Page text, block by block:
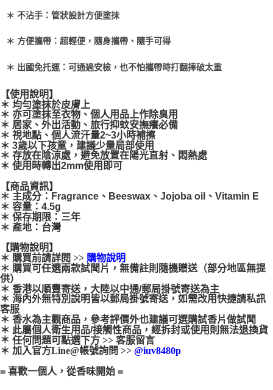
＊ 不沾手：管狀設計方便塗抹
＊ 方便攜帶：超輕便，隨身攜帶、隨手可得
＊ 出國免托運：可通過安檢，也不怕攜帶時打翻摔破太重
【使用說明】
＊ 均勻塗抹於皮膚上
＊ 亦可塗抹至衣物、個人用品上作除臭用
＊ 居家、外出活動、旅行抑蚊安撫癢必備
＊ 視地點、個人流汗量2~3小時補擦
＊ 3歲以下孩童，建議少量局部使用
＊ 存放在陰涼處，避免放置在陽光直射、悶熱處
＊ 使用時轉出2mm使用即可
【商品資訊】
＊ 主成分：Fragrance、Beeswax、Jojoba oil、Vitamin E
＊ 容量：4.5g
＊ 保存期限：三年
＊ 產地：台灣
【購物說明】
＊ 購買前請詳閱 >> 購物說明
＊ 購買可任選兩款試聞片，無備註則隨機贈送（部分地區無提
供）
＊ 香港以順豐寄送，大陸以中通/郵局掛號寄送為主
＊ 海內外無特別說明皆以郵局掛號寄送，如需改用快捷請私訊
客服
＊ 香水為主觀商品，參考評價外也建議可選購試香片做試聞
＊ 此屬個人衛生用品/接觸性商品，經拆封或使用則無法退換貨
＊ 任何問題可點選下方 >> 客服留言
＊ 加入官方Line@帳號詢問 >> @iuv8480p
= 喜歡一個人，從香味開始 =